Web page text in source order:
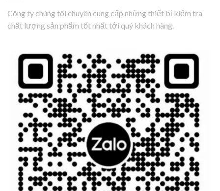
Công ty chúng tôi chuyên cung cấp những thiết bị kiểm tra
chất lượng sản phẩm tốt nhất tới quý khách hàng.